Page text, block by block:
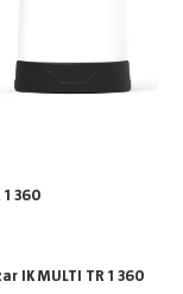
1 360
IK MULTI TR 1 360